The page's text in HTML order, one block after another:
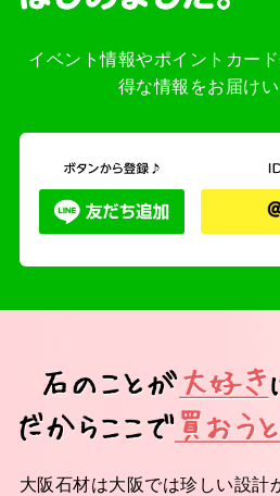
イベント情報やポイントカー
得な情報をお届けい
大阪石材は大阪では珍しい設計